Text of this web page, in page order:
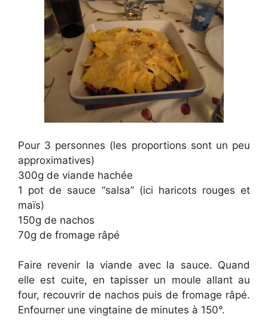
Pour 3 personnes (les proportions sont un peu
approximatives)
300g de viande hachée
1 pot de sauce “salsa” (ici haricots rouges et
maïs)
150g de nachos
70g de fromage râpé
Faire revenir la viande avec la sauce. Quand
elle est cuite, en tapisser un moule allant au
four, recouvrir de nachos puis de fromage râpé.
Enfourner une vingtaine de minutes à 150°.